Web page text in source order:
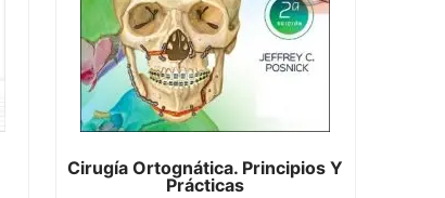
Cirugía Ortognática. Principios Y
Prácticas